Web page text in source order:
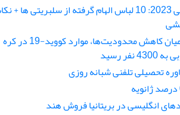
هولی 2023: 10 لباس الهام گرفته از سلبریتی ها +
در میان کاهش محدودیت‌ها، موارد کووید-19 در کره
نفر رسید
تحصیلی تلفنی شبانه روزی
انگلیسی در بریتانیا فروش هند